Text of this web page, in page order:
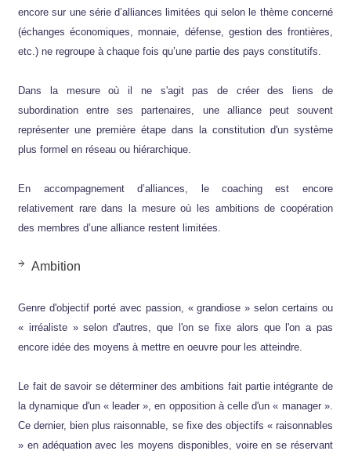
encore sur une série d’alliances limitées qui selon le thème concerné
(échanges économiques, monnaie, défense, gestion des frontières,
etc.) ne regroupe à chaque fois qu’une partie des pays constitutifs.
Dans la mesure où il ne s'agit pas de créer des liens de
subordination entre ses partenaires, une alliance peut souvent
représenter une première étape dans la constitution d'un système
plus formel en réseau ou hiérarchique.
En accompagnement d’alliances, le coaching est encore
relativement rare dans la mesure où les ambitions de coopération
des membres d’une alliance restent limitées.
Ambition
Genre d'objectif porté avec passion, « grandiose » selon certains ou
« irréaliste » selon d'autres, que l'on se fixe alors que l'on a pas
encore idée des moyens à mettre en oeuvre pour les atteindre.
Le fait de savoir se déterminer des ambitions fait partie intégrante de
la dynamique d'un « leader », en opposition à celle d'un « manager ».
Ce dernier, bien plus raisonnable, se fixe des objectifs « raisonnables
» en adéquation avec les moyens disponibles, voire en se réservant